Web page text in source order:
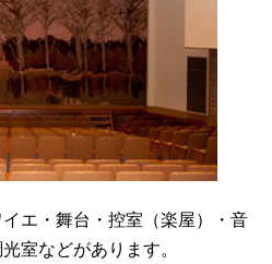
エ・舞台・控室（楽屋）・音
室などがあります。